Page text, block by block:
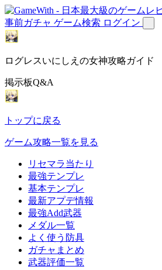
事前ガチャ ゲーム検索 ログイン
ログレスいにしえの女神攻略ガイド
掲示板Q&A
トップに戻る
ゲーム攻略一覧を見る
リセマラ当たり
最強テンプレ
基本テンプレ
最新アプデ情報
最強Add武器
メダル一覧
よく使う防具
ガチャまとめ
武器評価一覧